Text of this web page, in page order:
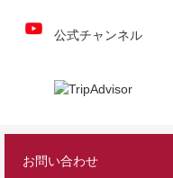
公式チャンネル
お問い合わせ